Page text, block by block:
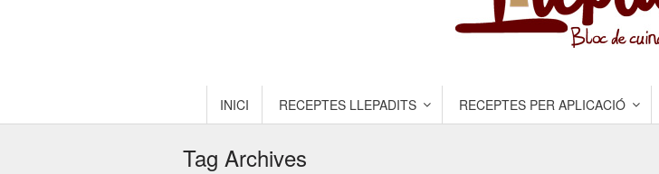
INICI RECEPTES LLEPADITS RECEPTES PER APLICACIÓ
Tag Archives